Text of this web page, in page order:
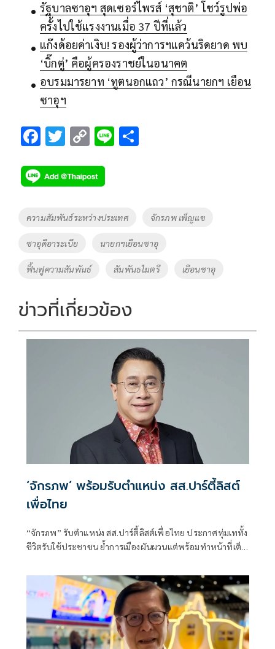
รัฐบาลซาอุฯ สุดเซอร์ไพรส์ ‘สุชาติ’ โชว์รูปพ่อ
ครั้งไปใช้แรงงานเมื่อ 37 ปีที่แล้ว
แก๊งด้อยค่าเงิบ! รองผู้ว่าการฯแคว้นริดยาด พบ
‘บิ๊กตู่’ คือผู้ครองราชย์ในอนาคต
อบรมมารยาท ‘ทูตนอกแถว’ กรณีนายกฯ เยือน
ซาอุฯ
F
e
b
o
o
k
T
tt
er
C
p
y
Li
Li
Tags
ความสัมพันธ์ระหว่างประเทศ จักรภพ เพ็ญแข
ซาอุดีอาระเบีย นายกฯเยือนซาอุ
ฟิ้นฟูความสัมพันธ์ สัมพันธไมตรี เยือนซาอุ
ข่าวที่เกี่ยวข้อง
‘จักรภพ’ พร้อมรับตำแหน่ง สส.ปาร์ตี้ลิสต์
เพื่อไทย
“จักรภพ” รับตำแหน่ง สส.ปาร์ตี้ลิสต์เพื่อไทย ประกาศทุ่มเททั้ง
ชีวิตรับใช้ประชาชน ย้ำการเมืองผันผวนแต่พร้อมทำหน้าที่เต็ม